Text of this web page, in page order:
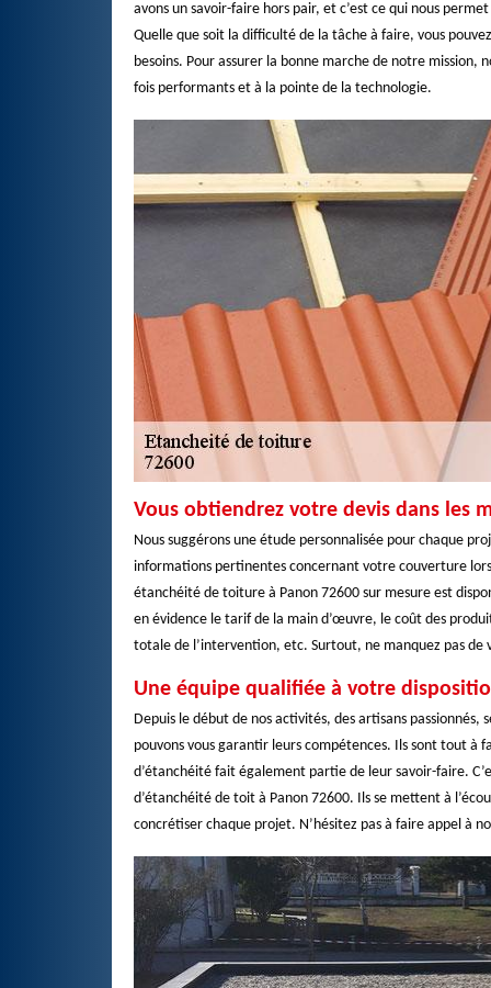
avons un savoir-faire hors pair, et c’est ce qui nous
Quelle que soit la difficulté de la tâche à faire, vous
besoins. Pour assurer la bonne marche de notre mission,
fois performants et à la pointe de la technologie.
Vous obtiendrez votre devis dans les
Nous suggérons une étude personnalisée pour chaque
informations pertinentes concernant votre couverture
étanchéité de toiture à Panon 72600 sur mesure est
en évidence le tarif de la main d’œuvre, le coût des
totale de l’intervention, etc. Surtout, ne manquez pas
Une équipe qualifiée à votre
Depuis le début de nos activités, des artisans
pouvons vous garantir leurs compétences. Ils sont tout
d’étanchéité fait également partie de leur savoir-faire.
d’étanchéité de toit à Panon 72600. Ils se mettent à
concrétiser chaque projet. N’hésitez pas à faire appel à